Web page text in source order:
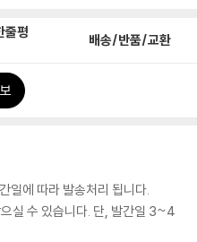
줄평 배송/반품/교환
일에 따라 발송처리 됩니다.
실 수 있습니다. 단, 발간일 3~4